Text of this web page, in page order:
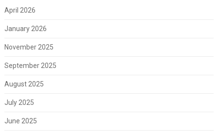
April 2026
January 2026
November 2025
September 2025
August 2025
July 2025
June 2025